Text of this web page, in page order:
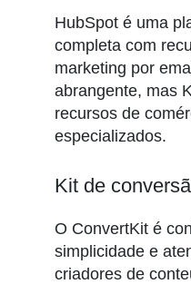
HubSpot é uma
completa com
marketing por
abrangente, mas
recursos de
especializados.
Kit de
O ConvertKit é
simplicidade e
criadores de